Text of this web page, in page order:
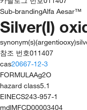
Sub-brandingAlfa Aesar™
Silver(I)
synonym(s)
참조 번호011407
cas20667-12-3
FORMULAAg2O
hazard class5.1
EINECS243-957-1
mdlMFCD00003404